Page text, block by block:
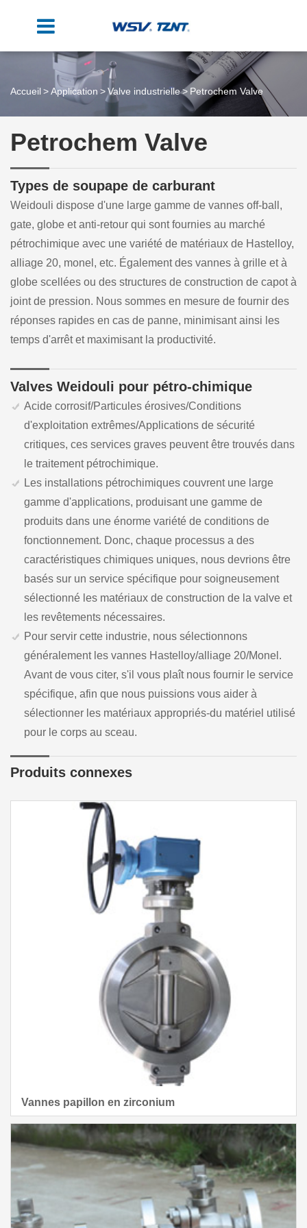
Accueil Application Valve industrielle Petrochem Valve
Petrochem Valve
Types de soupape de carburant
Weidouli dispose d'une large gamme de vannes off-ball,
gate, globe et anti-retour qui sont fournies au marché
pétrochimique avec une variété de matériaux de Hastelloy,
alliage 20, monel, etc. Également des vannes à grille et à
globe scellées ou des structures de construction de capot à
joint de pression. Nous sommes en mesure de fournir des
réponses rapides en cas de panne, minimisant ainsi les
temps d'arrêt et maximisant la productivité.
Valves Weidouli pour pétro-chimique
Acide corrosif/Particules érosives/Conditions
d'exploitation extrêmes/Applications de sécurité
critiques, ces services graves peuvent être trouvés dans
le traitement pétrochimique.
Les installations pétrochimiques couvrent une large
gamme d'applications, produisant une gamme de
produits dans une énorme variété de conditions de
fonctionnement. Donc, chaque processus a des
caractéristiques chimiques uniques, nous devrions être
basés sur un service spécifique pour soigneusement
sélectionné les matériaux de construction de la valve et
les revêtements nécessaires.
Pour servir cette industrie, nous sélectionnons
généralement les vannes Hastelloy/alliage 20/Monel.
Avant de vous citer, s'il vous plaît nous fournir le service
spécifique, afin que nous puissions vous aider à
sélectionner les matériaux appropriés-du matériel utilisé
pour le corps au sceau.
Produits connexes
Vannes papillon en zirconium